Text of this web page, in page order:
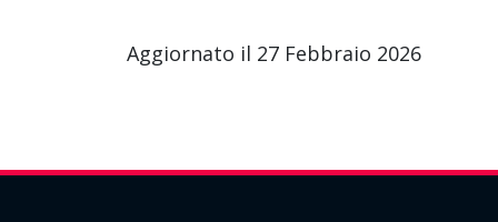
Aggiornato il 27 Febbraio 2026